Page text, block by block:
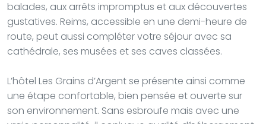
balades, aux arrêts impromptus et aux découvertes
gustatives. Reims, accessible en une demi-heure de
route, peut aussi compléter votre séjour avec sa
cathédrale, ses musées et ses caves classées.
L’hôtel Les Grains d’Argent se présente ainsi comme
une étape confortable, bien pensée et ouverte sur
son environnement. Sans esbroufe mais avec une